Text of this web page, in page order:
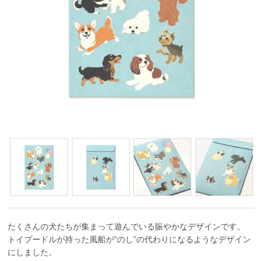
たくさんの犬たちが集まって遊んでいる賑やかなデザインです。
トイプードルが持った風船が“のし”の代わりになるようなデザイン
にしました。